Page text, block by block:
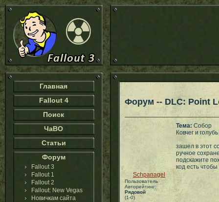
Главная
Fallout 4
Поиск
ЧаВО
Статьи
Форум
Fallout 3
Fallout 1
Fallout 2
Fallout: New Vegas
Новичкам сайта
Форум -- DLC: Point
Schpanagel
Пользователь
Авторейтинг:
Рядовой
(1-0)
Тема: Собор
Ковчег и голубь
зашел в этот
ручное
подскажите
код есть